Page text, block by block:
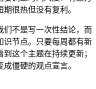
很热但没有复利。
们不是写一次性结论，而
识节点。只要每周都有新
这个主题在持续更新；
僵硬的观点宣言。